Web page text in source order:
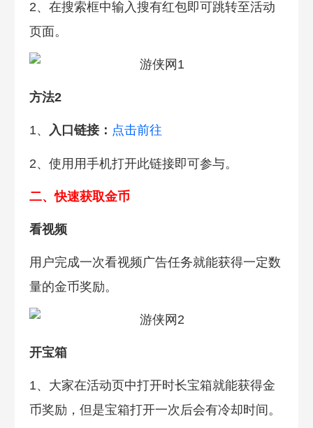
2、在搜索框中输入搜有红包即可跳转至活动
页面。
方法2
1、 入口链接： 点击前往
2、使用用手机打开此链接即可参与。
二、快速获取金币
看视频
用户完成一次看视频广告任务就能获得一定数
量的金币奖励。
开宝箱
1、大家在活动页中打开时长宝箱就能获得金
币奖励，但是宝箱打开一次后会有冷却时间。